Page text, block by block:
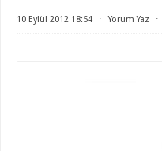
10 Eylül 2012 18:54 ⋅ Yorum Yaz ⋅